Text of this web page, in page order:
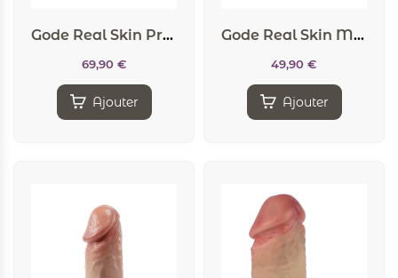
Gode Real Skin Premium Model 2 flesh 15,4 cm – SilexD
69,90 €
Ajouter
Gode Real Skin Model 2 flesh 15,4 cm – SilexD
49,90 €
Ajouter